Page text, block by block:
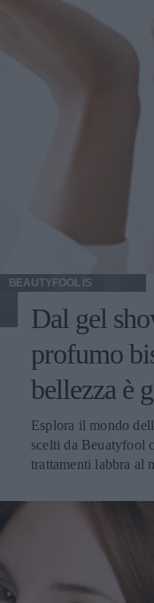
BEAUTYFOOL IS
Dal gel
profumo
bellezza è
Esplora il mondo
scelti da Beuatyfool
trattamenti labbra al